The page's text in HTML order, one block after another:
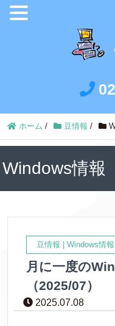
ホーム / 豆情報 /
Windows情報
豆情報 Windows情報
月に一度の
（2025/07）
2025.07.08